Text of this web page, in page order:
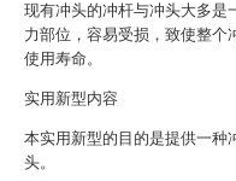
现有冲头的冲杆与冲头大多是
力部位，容易受损，致使整个
使用寿命。
实用新型内容
本实用新型的目的是提供一种
头。